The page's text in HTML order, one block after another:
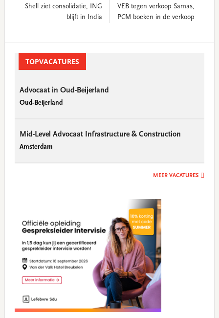
Shell ziet consolidatie, ING
blijft in India
VEB tegen verkoop Samas,
PCM boeken in de verkoop
SidebarTOPVACATURES
Advocaat in Oud-Beijerland
Oud-Beijerland
Mid-Level Advocaat Infrastructure & Construction
Amsterdam
MEER VACATURES